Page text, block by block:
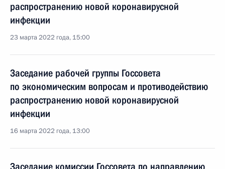
распространению новой коронавирусной
инфекции
23 марта 2022 года, 15:00
Заседание рабочей группы Госсовета
по экономическим вопросам и противодействию
распространению новой коронавирусной
инфекции
16 марта 2022 года, 13:00
Заседание комиссии Госсовета по направлению